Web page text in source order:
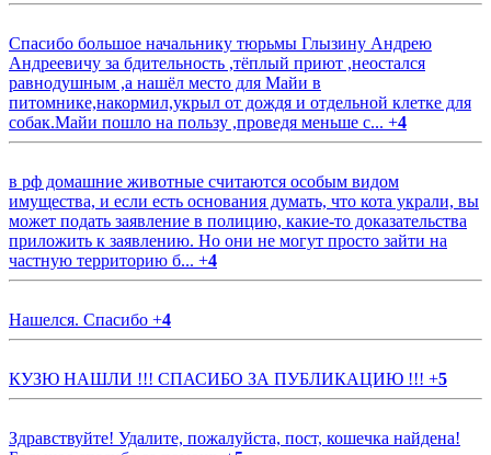
Спасибо большое начальнику тюрьмы Глызину Андрею
Андреевичу за бдительность ,тёплый приют ,неостался
равнодушным ,а нашёл место для Майи в
питомнике,накормил,укрыл от дождя и отдельной клетке для
собак.Майи пошло на пользу ,проведя меньше с... +4
в рф домашние животные считаются особым видом
имущества, и если есть основания думать, что кота украли, вы
может подать заявление в полицию, какие-то доказательства
приложить к заявлению. Но они не могут просто зайти на
частную территорию б... +4
Нашелся. Спасибо +4
КУЗЮ НАШЛИ !!! СПАСИБО ЗА ПУБЛИКАЦИЮ !!! +5
Здравствуйте! Удалите, пожалуйста, пост, кошечка найдена!